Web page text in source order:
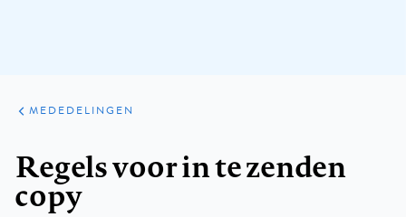
ARTIKELEN
VARIA
MEDEDELINGEN
Regels voor in te zenden
copy